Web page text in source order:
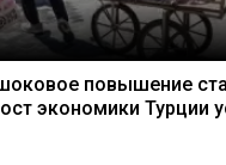
повышение
экономики Турции